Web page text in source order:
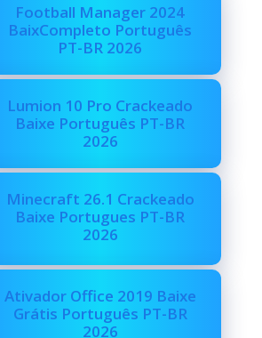
Football Manager 2024
BaixCompleto Português
PT-BR 2026
Lumion 10 Pro Crackeado
Baixe Português PT-BR
2026
Minecraft 26.1 Crackeado
Baixe Portugues PT-BR
2026
Ativador Office 2019 Baixe
Grátis Português PT-BR
2026